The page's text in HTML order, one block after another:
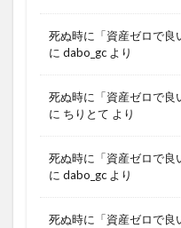
死ぬ時に「資産ゼロで良
に dabo_gc より
死ぬ時に「資産ゼロで良
に ちりとて より
死ぬ時に「資産ゼロで良
に dabo_gc より
死ぬ時に「資産ゼロで良